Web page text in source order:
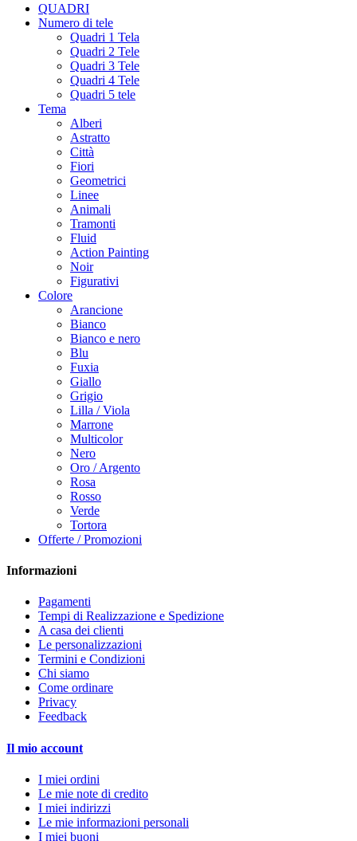
QUADRI
Numero di tele
Quadri 1 Tela
Quadri 2 Tele
Quadri 3 Tele
Quadri 4 Tele
Quadri 5 tele
Tema
Alberi
Astratto
Città
Fiori
Geometrici
Linee
Animali
Tramonti
Fluid
Action Painting
Noir
Figurativi
Colore
Arancione
Bianco
Bianco e nero
Blu
Fuxia
Giallo
Grigio
Lilla / Viola
Marrone
Multicolor
Nero
Oro / Argento
Rosa
Rosso
Verde
Tortora
Offerte / Promozioni
Informazioni
Pagamenti
Tempi di Realizzazione e Spedizione
A casa dei clienti
Le personalizzazioni
Termini e Condizioni
Chi siamo
Come ordinare
Privacy
Feedback
Il mio account
I miei ordini
Le mie note di credito
I miei indirizzi
Le mie informazioni personali
I miei buoni